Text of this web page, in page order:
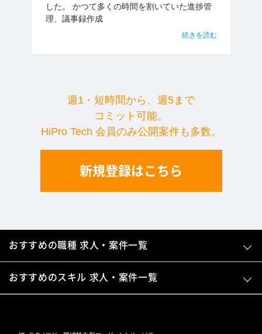
した。 かつて多くの時間を割いていた進捗管
理、議事録作成
続きを読む
週1・短時間から、週5まで
コミット可能。
HiPro Tech 会員のみ公開案件も多数。
新規登録はこちら
おすすめの職種 求人・案件一覧
おすすめのスキル 求人・案件一覧